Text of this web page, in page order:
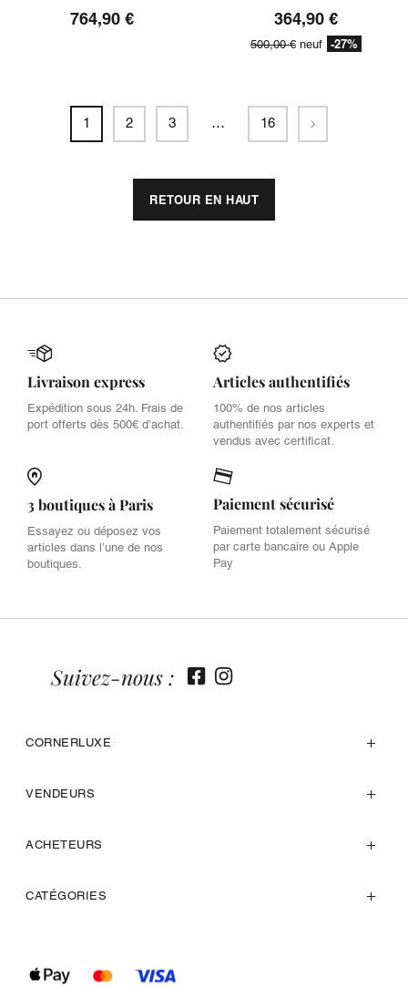
764,90 € 364,90 €
500,00 € neuf -27%
1 2 3 … 16 Suivant
RETOUR EN HAUT
Livraison express
Expédition sous 24h. Frais de
port offerts dès 500€ d’achat.
Articles authentifiés
100% de nos articles
authentifiés par nos experts et
vendus avec certificat.
3 boutiques à Paris
Essayez ou déposez vos
articles dans l’une de nos
boutiques.
Paiement sécurisé
Paiement totalement sécurisé
par carte bancaire ou Apple
Pay
CORNERLUXE
VENDEURS
ACHETEURS
CATÉGORIES
Suivez-nous :